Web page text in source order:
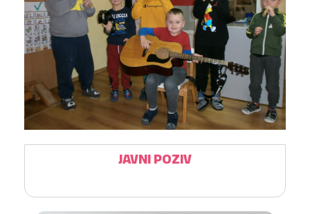
JAVNI POZIV